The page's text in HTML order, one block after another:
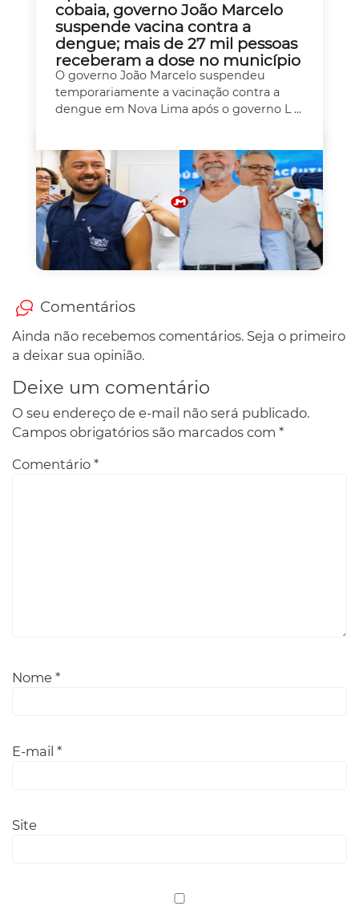
cobaia, governo João Marcelo
suspende vacina contra a
dengue; mais de 27 mil pessoas
receberam a dose no município
O governo João Marcelo suspendeu
temporariamente a vacinação contra a
dengue em Nova Lima após o governo L ...
Comentários
Ainda não recebemos comentários. Seja o primeiro
a deixar sua opinião.
Deixe um comentário
O seu endereço de e-mail não será publicado.
Campos obrigatórios são marcados com *
Comentário *
Nome *
E-mail *
Site